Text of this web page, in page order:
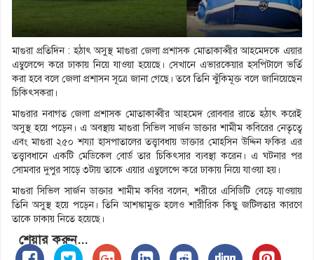
মাগুরা প্রতিদিন : হঠাৎ অসুস্থ মাগুরা জেলা প্রশাসক মোতাকাব্বীর আহমেদকে এয়ার
এম্বুলেন্সে করে ঢাকায় নিয়ে যাওয়া হয়েছে। সেখানে এভারকেয়ার হসপিটালে ভর্তি
করা হবে বলে জেলা প্রশাসন সূত্রে জানা গেছে। তবে তিনি ঝুঁকিমূক্ত বলে জানিয়েছেন
চিকিৎসকরা।
মাগুরার নবাগত জেলা প্রশাসক মোতাকাব্বীর আহমেদ রোববার রাতে হঠাৎ করেই
অসুস্থ হয়ে পড়েন। এ অবস্থায় মাগুরা সিভিল সার্জন ডাক্তার শামীম কবিরের নেতৃত্বে
এবং মাগুরা ২৫০ শয্যা হাসপাতালের তত্ত্বাবধায় ডাক্তার মোহসিন উদ্দিন ফকির এর
তত্ত্বাবধানে একটি মেডিকেল বোর্ড তার চিকিৎসার ব্যবস্থা করেন। এ ঘটনার পর
সোমবার দুপুর সাড়ে ৩টায় তাকে এয়ার এম্বুলেন্সে করে ঢাকায় নিয়ে যাওয়া হয়।
মাগুরা সিভিল সার্জন ডাক্তার শামীম কবির বলেন, শরীরে এসিডিটি বেড়ে যাওয়ায়
তিনি অসুস্থ হয়ে পড়েন। তিনি আশঙ্কামুক্ত হলেও শারীরিক কিছু জটিলতার কারণে
তাকে ঢাকায় নিতে হয়েছে।
শেয়ার করুন...